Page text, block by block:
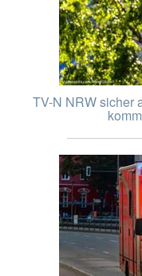
TV-N NRW sicher